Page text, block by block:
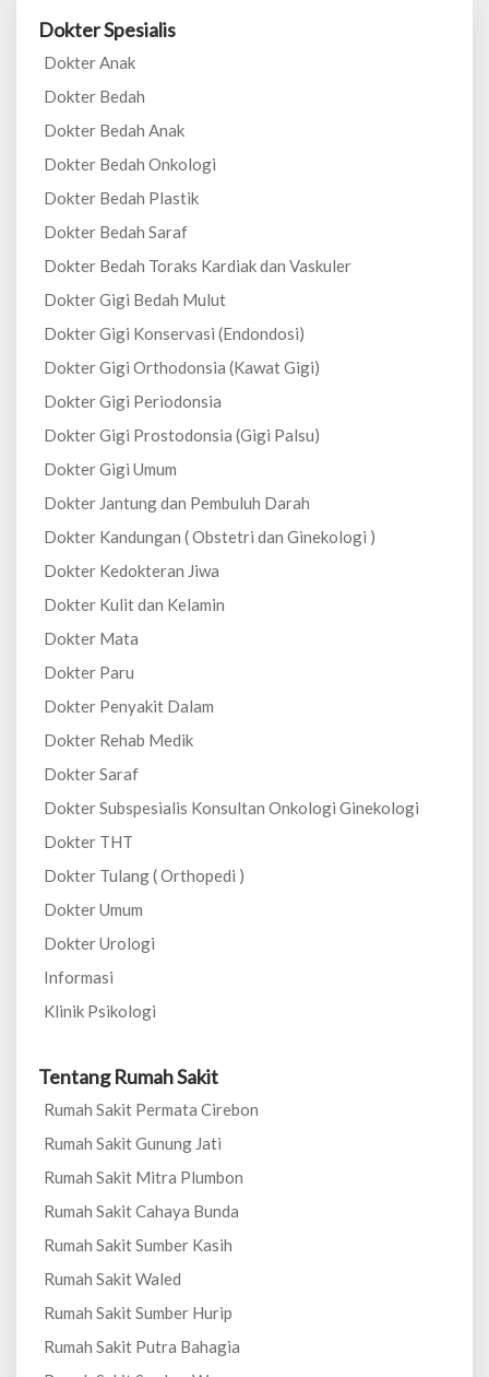
Dokter Spesialis
Dokter Anak
Dokter Bedah
Dokter Bedah Anak
Dokter Bedah Onkologi
Dokter Bedah Plastik
Dokter Bedah Saraf
Dokter Bedah Toraks Kardiak dan Vaskuler
Dokter Gigi Bedah Mulut
Dokter Gigi Konservasi (Endondosi)
Dokter Gigi Orthodonsia (Kawat Gigi)
Dokter Gigi Periodonsia
Dokter Gigi Prostodonsia (Gigi Palsu)
Dokter Gigi Umum
Dokter Jantung dan Pembuluh Darah
Dokter Kandungan ( Obstetri dan Ginekologi )
Dokter Kedokteran Jiwa
Dokter Kulit dan Kelamin
Dokter Mata
Dokter Paru
Dokter Penyakit Dalam
Dokter Rehab Medik
Dokter Saraf
Dokter Subspesialis Konsultan Onkologi Ginekologi
Dokter THT
Dokter Tulang ( Orthopedi )
Dokter Umum
Dokter Urologi
Informasi
Klinik Psikologi
Tentang Rumah Sakit
Rumah Sakit Permata Cirebon
Rumah Sakit Gunung Jati
Rumah Sakit Mitra Plumbon
Rumah Sakit Cahaya Bunda
Rumah Sakit Sumber Kasih
Rumah Sakit Waled
Rumah Sakit Sumber Hurip
Rumah Sakit Putra Bahagia